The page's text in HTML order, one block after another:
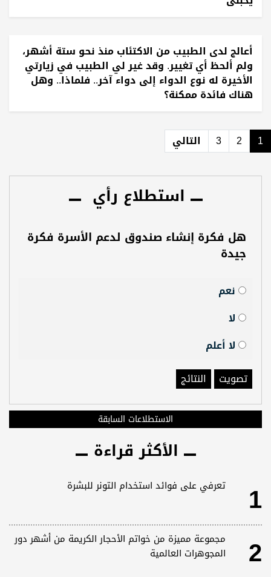
أعالج لدى الطبيب من الاكتئاب منذ نحو ستة أشهر،
ولم ألحظ أي تغيير. وقد غير لي الطبيب في زيارتي
الأخيرة له نوع الدواء إلى دواء آخر.. فلماذا.. وهل
هناك فائدة ممكنة؟
1
2
3 التالي
استطلاع رأي
هل فكرة إنشاء صندوق لدعم الأسرة فكرة
جيدة
نعم
لا
لا أعلم
تصويت
النتائج
الاستطلاعات السابقة
الأكثر قراءة
1 تعرفي على فوائد استخدام التونر للبشرة
2
مجموعة مميزة من خواتم الأحجار الكريمة من أشهر دور
المجوهرات العالمية